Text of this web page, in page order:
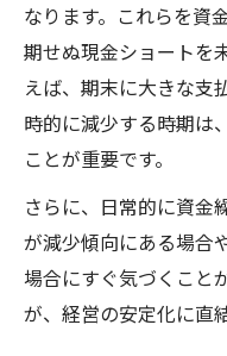
現金不足防
る
資金繰りと
コツ
資金繰りと財務診
資金繰りと
ン
現金不足脱
財務診断を通
なります。これらを資
期せぬ現金ショートを
えば、期末に大きな支
時的に減少する時期は
ことが重要です。
さらに、日常的に資金
が減少傾向にある場合
場合にすぐ気づくこと
が、経営の安定化に直